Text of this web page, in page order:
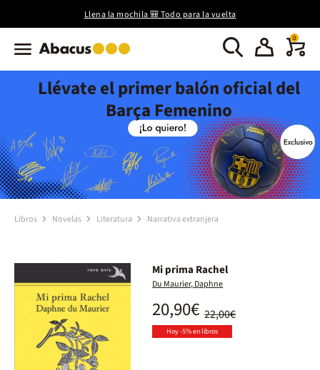
Llena la mochila 🎒 Todo para la vuelta
0
Llévate el primer balón oficial del
Barça Femenino
Libros Novelas Literatura Narrativa extranjera
Mi prima Rachel
Du Maurier, Daphne
22,00€
20,90€
Hoy -5% en libros